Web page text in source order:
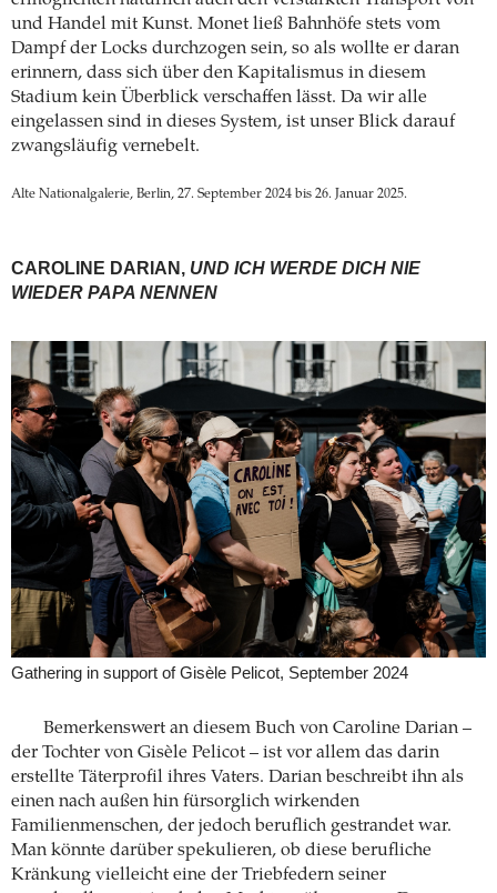
und Handel mit Kunst. Monet ließ Bahnhöfe stets vom
Dampf der Locks durchzogen sein, so als wollte er daran
erinnern, dass sich über den Kapitalismus in diesem
Stadium kein Überblick verschaffen lässt. Da wir alle
eingelassen sind in dieses System, ist unser Blick darauf
zwangsläufig vernebelt.
Alte Nationalgalerie, Berlin, 27. September 2024 bis 26. Januar 2025.
CAROLINE DARIAN, UND ICH WERDE DICH NIE
WIEDER PAPA NENNEN
Gathering in support of Gisèle Pelicot, September 2024
Bemerkenswert an diesem Buch von Caroline Darian –
der Tochter von Gisèle Pelicot – ist vor allem das darin
erstellte Täterprofil ihres Vaters. Darian beschreibt ihn als
einen nach außen hin fürsorglich wirkenden
Familienmenschen, der jedoch beruflich gestrandet war.
Man könnte darüber spekulieren, ob diese berufliche
Kränkung vielleicht eine der Triebfedern seiner